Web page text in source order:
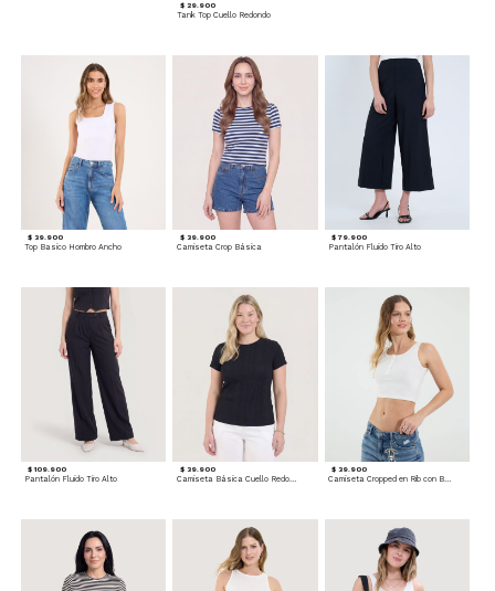
$ 29.900
Tank Top Cuello Redondo
$ 39.900
Top Basico Hombro Ancho
$ 39.900
Camiseta Crop Básica
$ 79.900
Pantalón Fluido Tiro Alto
$ 109.900
Pantalón Fluido Tiro Alto
$ 39.900
Camiseta Básica Cuello Redondo
$ 39.900
Camiseta Cropped en Rib con Botones